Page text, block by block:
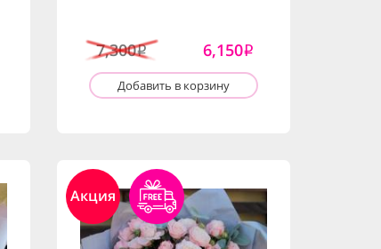
7,300i 6,150i
Добавить в корзину
Акция